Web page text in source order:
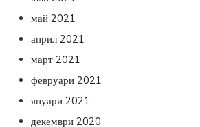
май 2021
април 2021
март 2021
февруари 2021
януари 2021
декември 2020